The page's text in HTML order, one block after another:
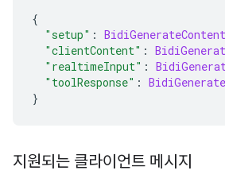
{
"setup" :
"clientContent" :
"realtimeInput" :
"toolResponse" :
}
지원되는 클라이언트 메시지